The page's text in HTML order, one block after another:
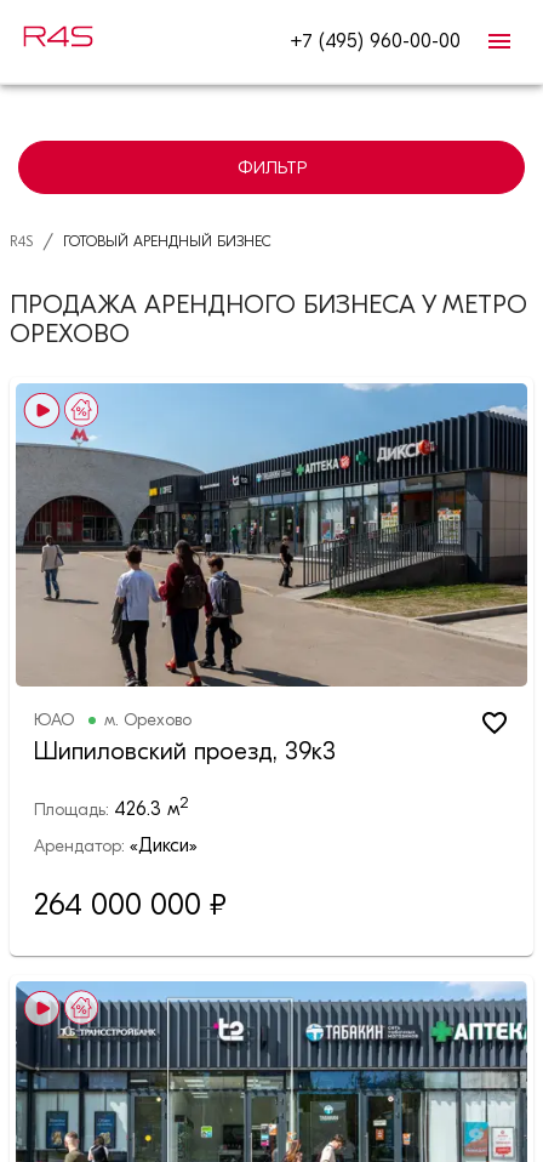
+7 (495) 960-00-00
ФИЛЬТР
R4S / ГОТОВЫЙ АРЕНДНЫЙ БИЗНЕС
ПРОДАЖА АРЕНДНОГО БИЗНЕСА У МЕТРО
ОРЕХОВО
ЮАО м. Орехово
Шипиловский проезд, 39к3
Площадь: 426.3 м2
Арендатор: «Дикси»
264 000 000 ₽